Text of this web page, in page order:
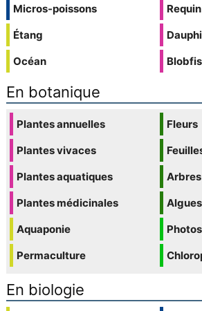
Micros-poissons
Étang
Océan
Requin
En botanique
Plantes annuelles
Plantes vivaces
Plantes aquatiques
Plantes médicinales
Aquaponie
Permaculture
Fleurs
Arbres
Algues
En biologie